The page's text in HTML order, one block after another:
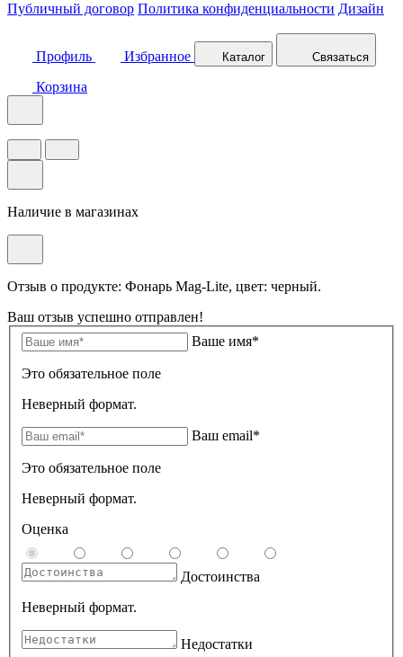
Публичный договор Политика конфиденциальности Дизайн
Профиль Избранное Каталог Связаться
Корзина
Наличие в магазинах
Отзыв о продукте: Фонарь Mag-Lite, цвет: черный.
Ваш отзыв успешно отправлен!
Ваше имя*
Это обязательное поле
Неверный формат.
Ваш email*
Это обязательное поле
Неверный формат.
Оценка
Достоинства
Неверный формат.
Недостатки